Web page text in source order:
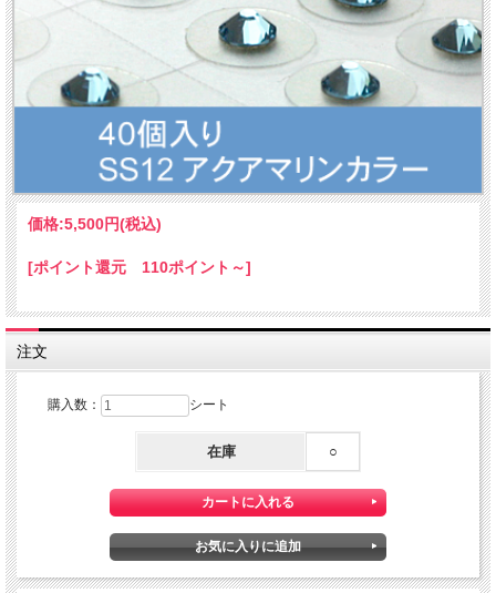
価格:5,500円(税込)
[ポイント還元 110ポイント～]
注文
購入数： シート
在庫 ○